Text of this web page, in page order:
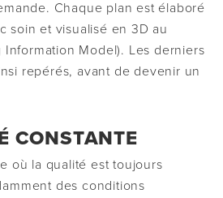
Chaque plan est élaboré
soin et visualisé en 3D au
Information Model). Les derniers
repérés, avant de devenir un
CONSTANTE
où la qualité est toujours
des conditions